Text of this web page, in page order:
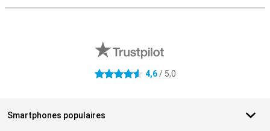
4.6 étoiles 4,6/ 5,0
Smartphones populaires